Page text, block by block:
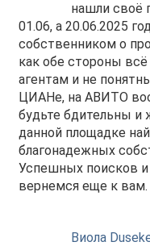
нашли своё
01.06, а 20.06.2025
собственником о
как обе стороны
агентам и не
ЦИАНе, на АВИТО
будьте бдительны и
данной площадке
благонадежных
Успешных поисков и
вернемся еще к вам.
Виола